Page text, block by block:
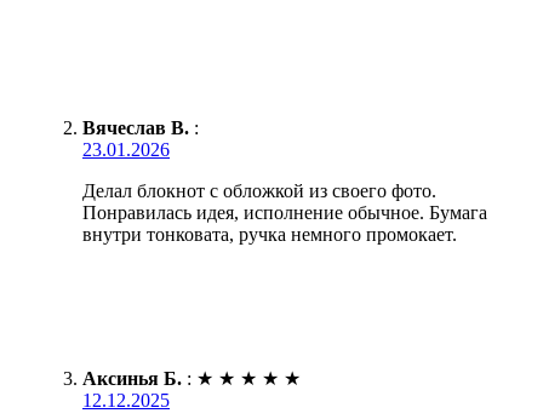
Вячеслав В. :
23.01.2026
Делал блокнот с обложкой из своего фото.
Понравилась идея, исполнение обычное. Бумага
внутри тонковата, ручка немного промокает.
Аксинья Б. : ★ ★ ★ ★ ★
12.12.2025